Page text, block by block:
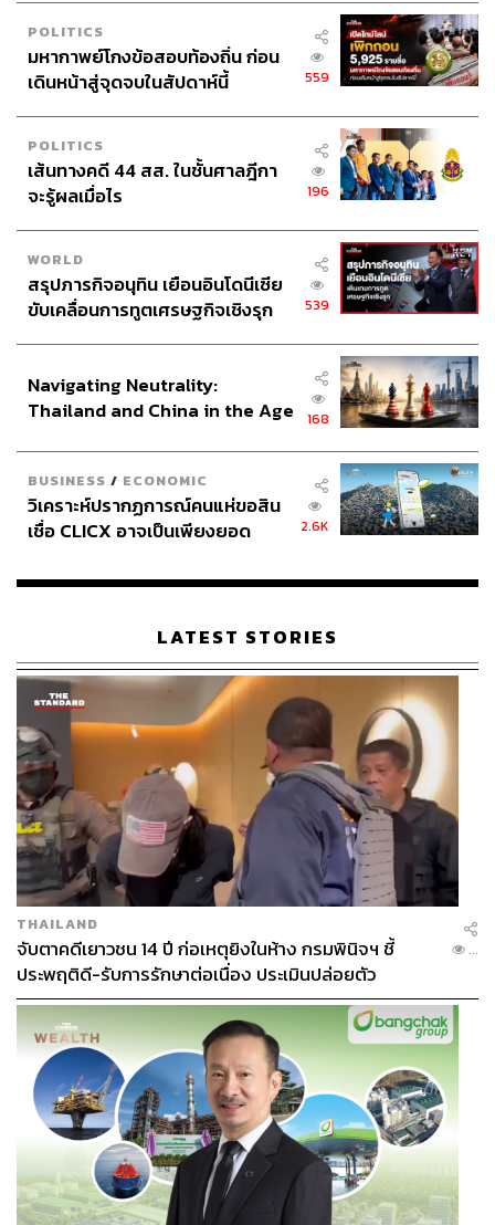
POLITICS
มหากาพย์โกงข้อสอบท้องถิ่น ก่อน
เดินหน้าสู่จุดจบในสัปดาห์นี้
559
POLITICS
เส้นทางคดี 44 สส. ในชั้นศาลฎีกา
จะรู้ผลเมื่อไร
196
WORLD
สรุปภารกิจอนุทิน เยือนอินโดนีเซีย
ขับเคลื่อนการทูตเศรษฐกิจเชิงรุก
539
Navigating Neutrality:
Thailand and China in the Age
168
BUSINESS / ECONOMIC
วิเคราะห์ปรากฏการณ์คนแห่ขอสิน
เชื่อ CLICX อาจเป็นเพียงยอด
เรือนไทยที่ถูกซุกไว้
2.6K
LATEST STORIES
THAILAND
จับตาคดีเยาวชน 14 ปี ก่อเหตุยิงในห้าง กรมพินิจฯ ชี้
ประพฤติดี-รับการรักษาต่อเนื่อง ประเมินปล่อยตัว
...